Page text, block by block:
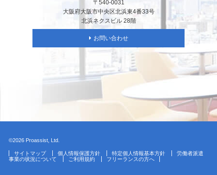
〒540-0031
大阪府大阪市中央区北浜東4番33号
北浜ネクスビル 28階
お問い合わせ
©2026 Proassist, Ltd.
サイトマップ 個人情報保護方針 特定個人情報基本方針
労働者派遣
事業の状況について
ご利用規約 フリーランスの方へ